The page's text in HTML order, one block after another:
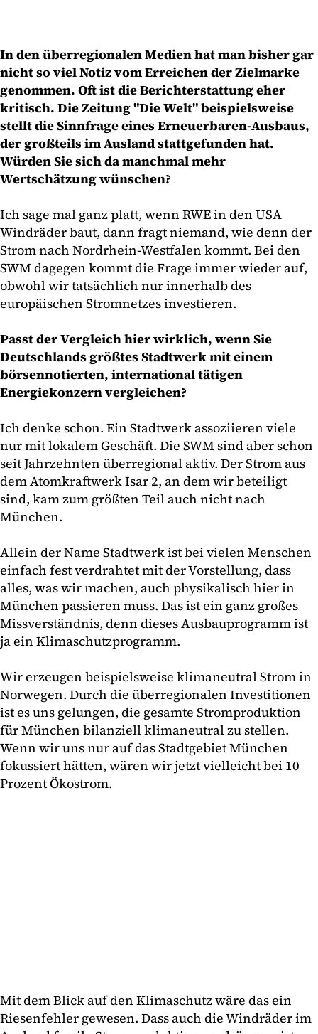
In den überregionalen Medien hat man bisher gar
nicht so viel Notiz vom Erreichen der Zielmarke
genommen. Oft ist die Berichterstattung eher
kritisch. Die Zeitung "Die Welt" beispielsweise
stellt die Sinnfrage eines Erneuerbaren-Ausbaus,
der großteils im Ausland stattgefunden hat.
Würden Sie sich da manchmal mehr
Wertschätzung wünschen?
Ich sage mal ganz platt, wenn RWE in den USA
Windräder baut, dann fragt niemand, wie denn der
Strom nach Nordrhein-Westfalen kommt. Bei den
SWM dagegen kommt die Frage immer wieder auf,
obwohl wir tatsächlich nur innerhalb des
europäischen Stromnetzes investieren.
Passt der Vergleich hier wirklich, wenn Sie
Deutschlands größtes Stadtwerk mit einem
börsennotierten, international tätigen
Energiekonzern vergleichen?
Ich denke schon. Ein Stadtwerk assoziieren viele
nur mit lokalem Geschäft. Die SWM sind aber schon
seit Jahrzehnten überregional aktiv. Der Strom aus
dem Atomkraftwerk Isar 2, an dem wir beteiligt
sind, kam zum größten Teil auch nicht nach
München.
Allein der Name Stadtwerk ist bei vielen Menschen
einfach fest verdrahtet mit der Vorstellung, dass
alles, was wir machen, auch physikalisch hier in
München passieren muss. Das ist ein ganz großes
Missverständnis, denn dieses Ausbauprogramm ist
ja ein Klimaschutzprogramm.
Wir erzeugen beispielsweise klimaneutral Strom in
Norwegen. Durch die überregionalen Investitionen
ist es uns gelungen, die gesamte Stromproduktion
für München bilanziell klimaneutral zu stellen.
Wenn wir uns nur auf das Stadtgebiet München
fokussiert hätten, wären wir jetzt vielleicht bei 10
Prozent Ökostrom.
Mit dem Blick auf den Klimaschutz wäre das ein
Riesenfehler gewesen. Dass auch die Windräder im